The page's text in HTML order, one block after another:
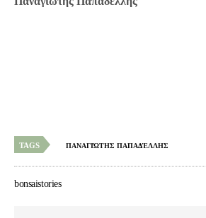
TAGS ΠΑΝΑΓΙΏΤΗΣ ΠΑΠΑΔΈΛΛΗΣ
bonsaistories